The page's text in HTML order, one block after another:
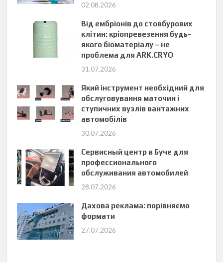
02.08.2026
Від ембріонів до стовбурових
клітин: кріопревезення будь-
якого біоматеріалу – не
проблема для ARK.CRYO
31.07.2026
Який інструмент необхідний для
обслуговування маточин і
ступичних вузлів вантажних
автомобілів
30.07.2026
Сервисный центр в Буче для
профессионального
обслуживания автомобилей
28.07.2026
Дахова реклама: порівняємо
формати
27.07.2026